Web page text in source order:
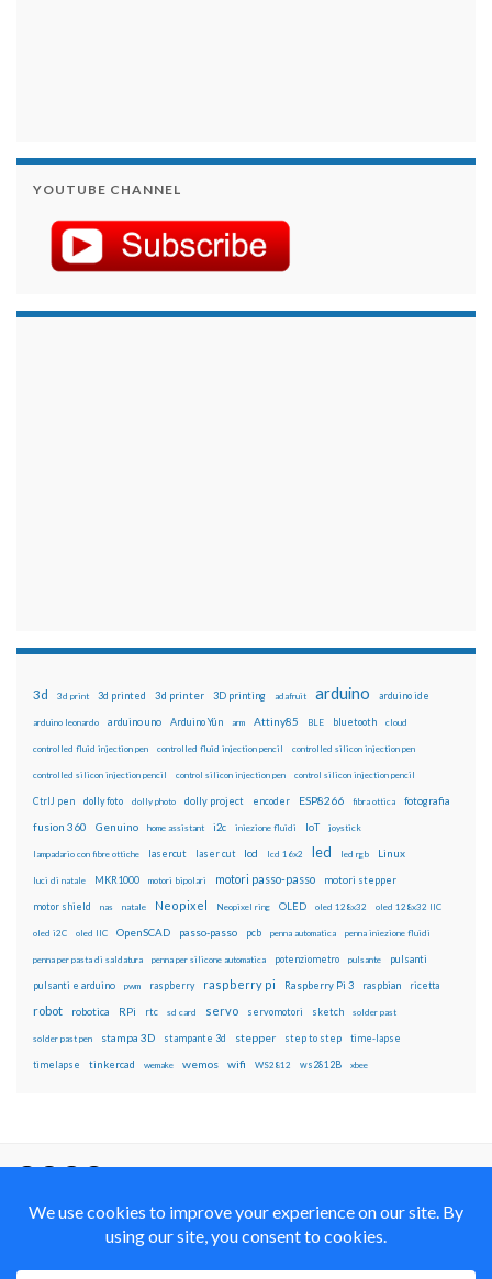
YOUTUBE CHANNEL
3d 3d print 3d printed 3d printer 3D printing adafruit arduino arduino ide
arduino leonardo arduino uno Arduino Yún arm Attiny85 BLE bluetooth cloud
controlled fluid injection pen controlled fluid injection pencil controlled silicon injection pen
controlled silicon injection pencil control silicon injection pen control silicon injection pencil
CtrlJ pen dolly foto dolly photo dolly project encoder ESP8266 fibra ottica fotografia
fusion 360 Genuino home assistant i2c iniezione fluidi IoT joystick
lampadario con fibre ottiche lasercut laser cut lcd lcd 16x2 led led rgb Linux
luci di natale MKR1000 motori bipolari motori passo-passo motori stepper
motor shield nas natale Neopixel Neopixel ring OLED oled 128x32 oled 128x32 IIC
oled i2C oled IIC OpenSCAD passo-passo pcb penna automatica penna iniezione fluidi
penna per pasta di saldatura penna per silicone automatica potenziometro pulsante pulsanti
pulsanti e arduino pwm raspberry raspberry pi Raspberry Pi 3 raspbian ricetta
robot robotica RPi rtc sd card servo servomotori sketch solder past
solder past pen stampa 3D stampante 3d stepper step to step time-lapse
timelapse tinkercad wemake wemos wifi WS2812 ws2812B xbee
Alike 4.0 International